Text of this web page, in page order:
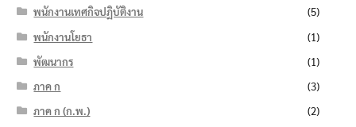
พนักงานเทศกิจปฏิบัติงาน
(5)
พนักงานโยธา
(1)
พัฒนากร
(1)
ภาค ก
(3)
ภาค ก (ก.พ.)
(2)